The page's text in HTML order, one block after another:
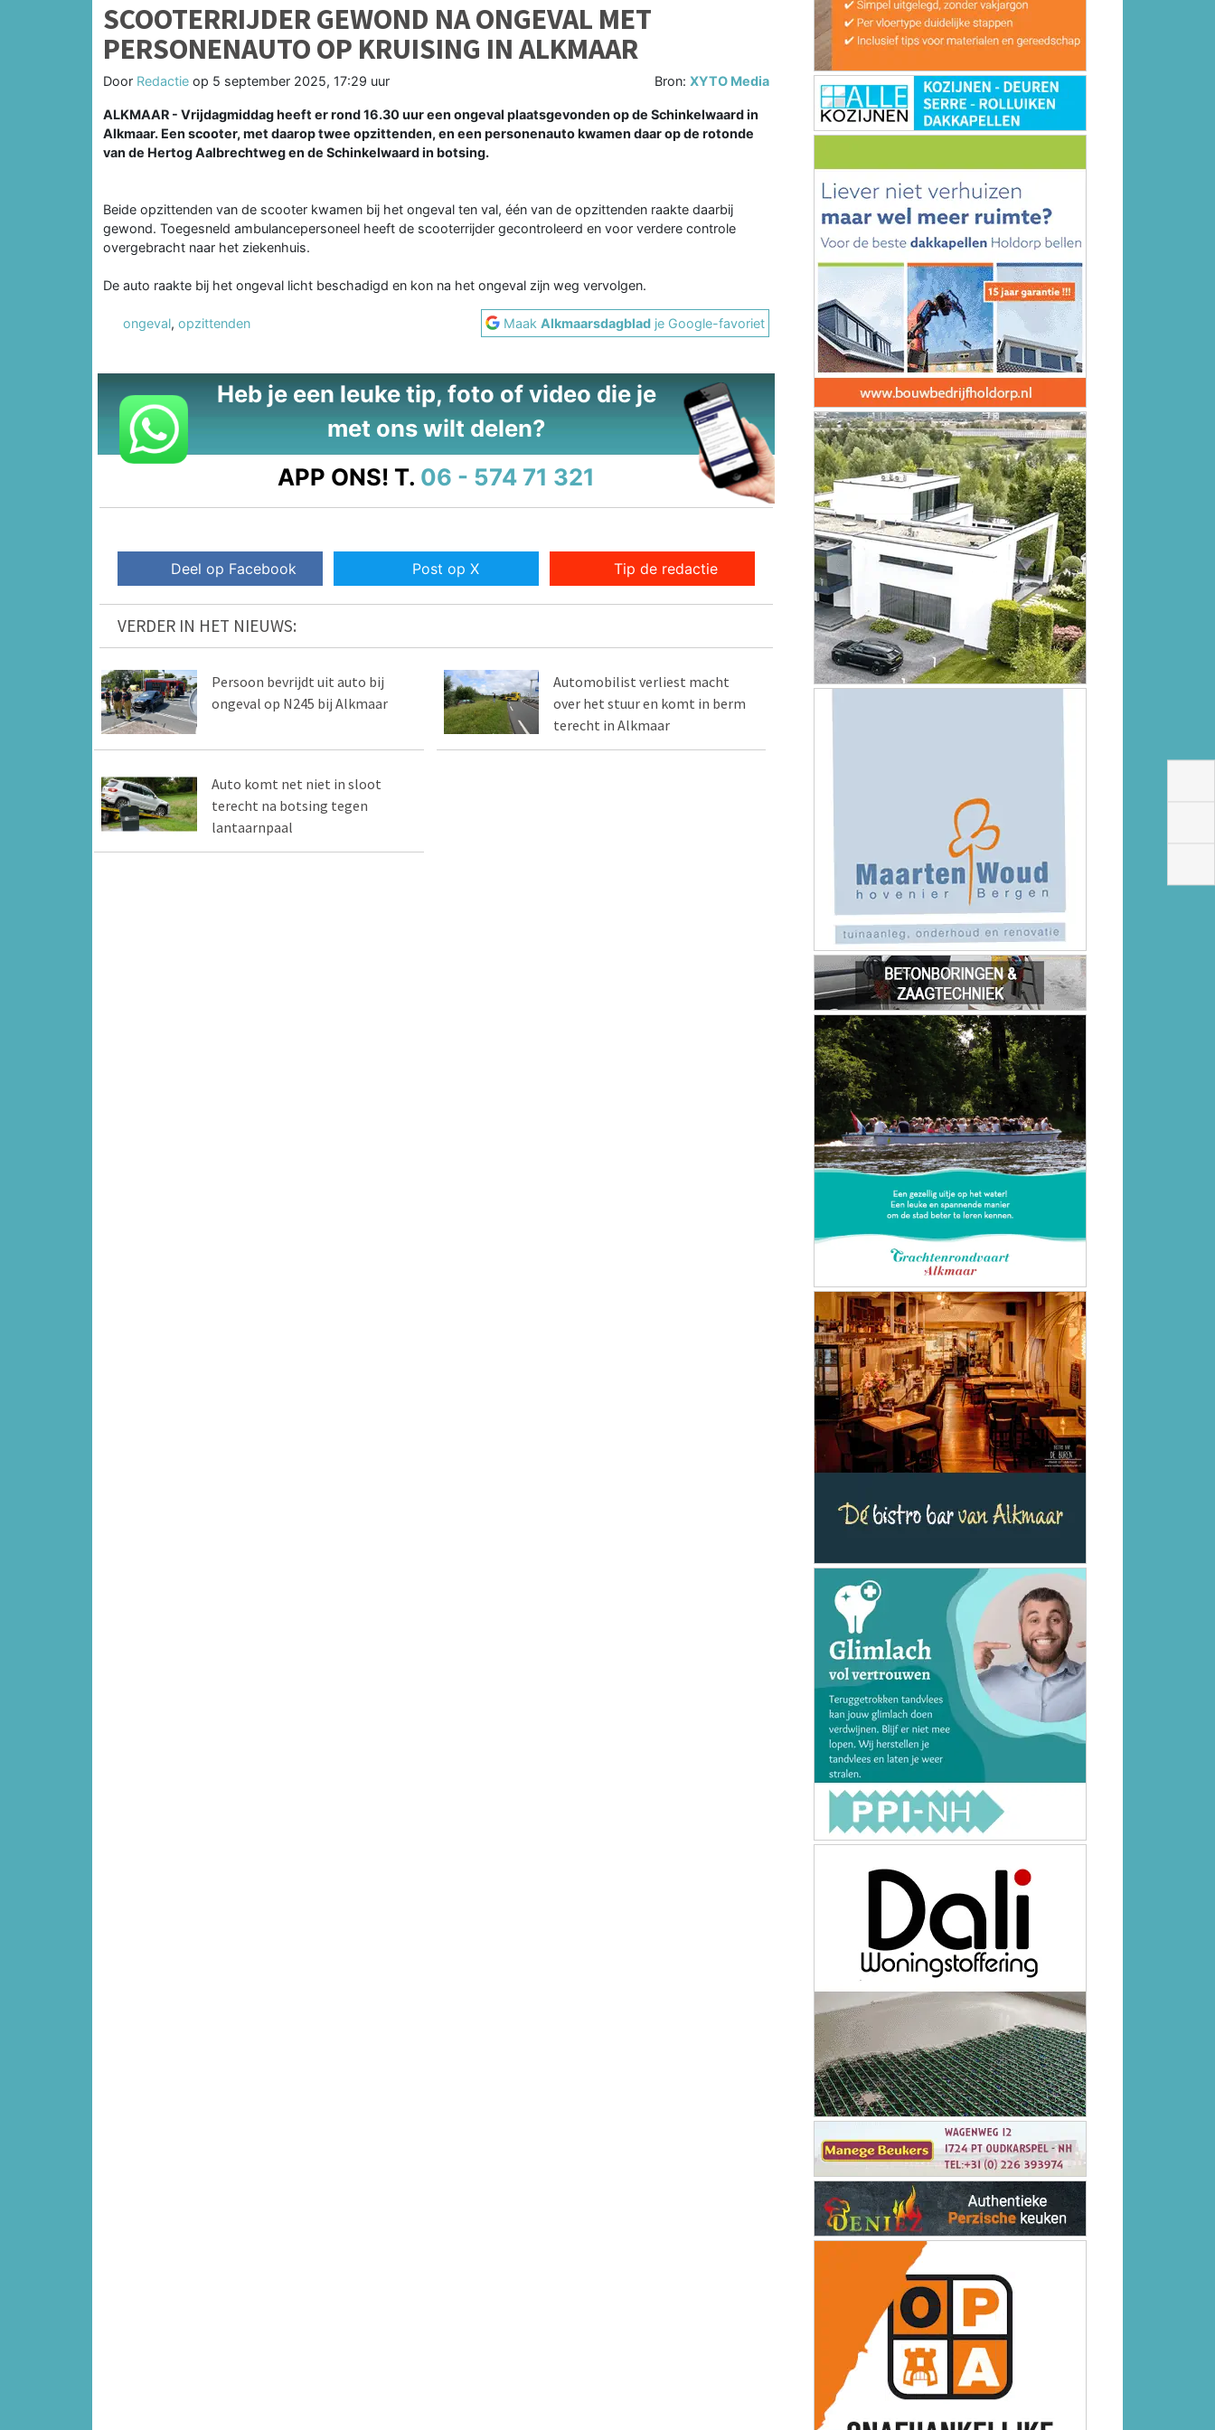
SCOOTERRIJDER GEWOND NA ONGEVAL MET
PERSONENAUTO OP KRUISING IN ALKMAAR
Door Redactie op 5 september 2025, 17:29 uur Bron:XYTO Media
ALKMAAR - Vrijdagmiddag heeft er rond 16.30 uur een ongeval plaatsgevonden op de Schinkelwaard in
Alkmaar. Een scooter, met daarop twee opzittenden, en een personenauto kwamen daar op de rotonde
van de Hertog Aalbrechtweg en de Schinkelwaard in botsing.
Beide opzittenden van de scooter kwamen bij het ongeval ten val, één van de opzittenden raakte daarbij
gewond. Toegesneld ambulancepersoneel heeft de scooterrijder gecontroleerd en voor verdere controle
overgebracht naar het ziekenhuis.
De auto raakte bij het ongeval licht beschadigd en kon na het ongeval zijn weg vervolgen.
ongeval, opzittenden MaakAlkmaarsdagblad je Google-favoriet
Heb je een leuke tip, foto of video die je
met ons wilt delen?
APP ONS! T. 06 - 574 71 321
Deel op Facebook Post op X Tip de redactie
VERDER IN HET NIEUWS:
Persoon bevrijdt uit auto bij
ongeval op N245 bij Alkmaar
Automobilist verliest macht
over het stuur en komt in berm
terecht in Alkmaar
Auto komt net niet in sloot
terecht na botsing tegen
lantaarnpaal